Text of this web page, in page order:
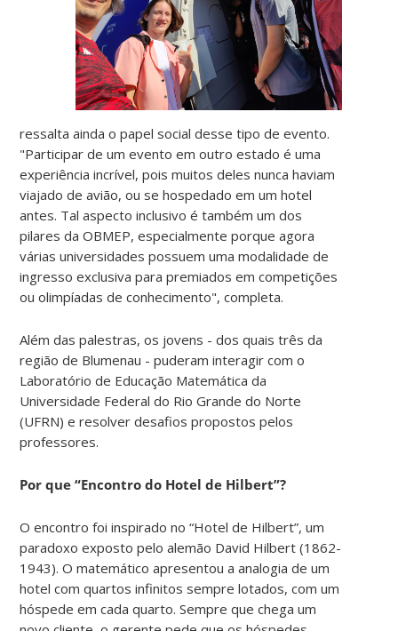
ressalta ainda o papel social desse tipo de evento.
"Participar de um evento em outro estado é uma
experiência incrível, pois muitos deles nunca haviam
viajado de avião, ou se hospedado em um hotel
antes. Tal aspecto inclusivo é também um dos
pilares da OBMEP, especialmente porque agora
várias universidades possuem uma modalidade de
ingresso exclusiva para premiados em competições
ou olimpíadas de conhecimento", completa.
Além das palestras, os jovens - dos quais três da
região de Blumenau - puderam interagir com o
Laboratório de Educação Matemática da
Universidade Federal do Rio Grande do Norte
(UFRN) e resolver desafios propostos pelos
professores.
Por que “Encontro do Hotel de Hilbert”?
O encontro foi inspirado no “Hotel de Hilbert”, um
paradoxo exposto pelo alemão David Hilbert (1862-
1943). O matemático apresentou a analogia de um
hotel com quartos infinitos sempre lotados, com um
hóspede em cada quarto. Sempre que chega um